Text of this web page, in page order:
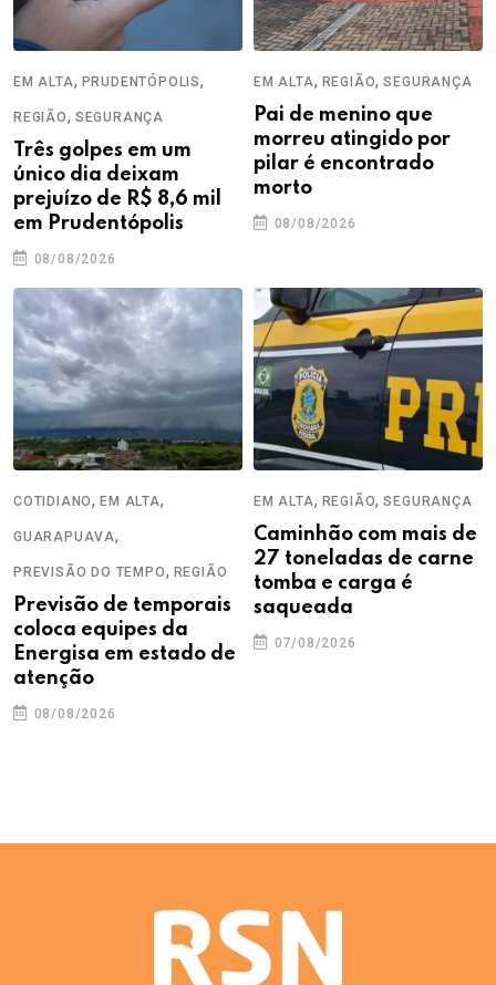
EM ALTA, PRUDENTÓPOLIS,
REGIÃO, SEGURANÇA
Três golpes em um
único dia deixam
prejuízo de R$ 8,6 mil
em Prudentópolis
08/08/2026
EM ALTA, REGIÃO,SEGURANÇA
Pai de menino que
morreu atingido por
pilar é encontrado
morto
08/08/2026
COTIDIANO,EM ALTA,
GUARAPUAVA,
PREVISÃO DO TEMPO, REGIÃO
Previsão de temporais
coloca equipes da
Energisa em estado de
atenção
08/08/2026
EM ALTA, REGIÃO,SEGURANÇA
Caminhão com mais de
27 toneladas de carne
tomba e carga é
saqueada
07/08/2026